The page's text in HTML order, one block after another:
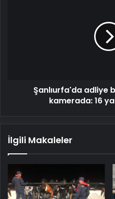
Şanlıurfa'da adliye
kamerada: 16
İlgili Makaleler